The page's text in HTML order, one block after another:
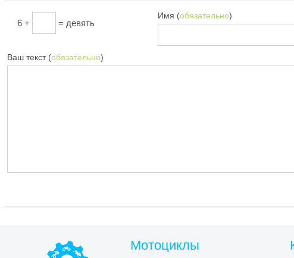
Имя (обязательно)
6 + = девять
Ваш текст (обязательно)
Мотоциклы